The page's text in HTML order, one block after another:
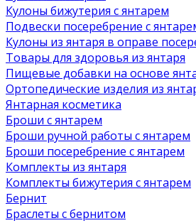
Кулоны бижутерия с янтарем
Подвески посеребрение с
Кулоны из янтаря в оправе
Товары для здоровья из янтаря
Пищевые добавки на основе
Ортопедические изделия из
Янтарная косметика
Броши с янтарем
Броши ручной работы с янтарем
Броши посеребрение с янтарем
Комплекты из янтаря
Комплекты бижутерия с янтарем
Бернит
Браслеты с бернитом